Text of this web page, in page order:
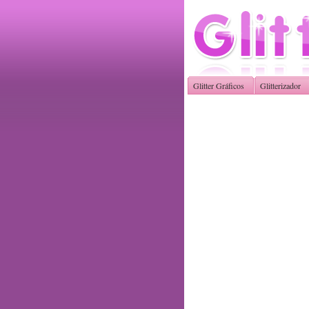
Glitter Gráficos Glitterizador